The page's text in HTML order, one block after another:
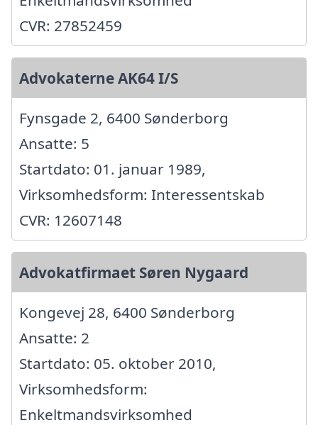
CVR: 27852459
Advokaterne AK64 I/S
Fynsgade 2, 6400 Sønderborg
Ansatte: 5
Startdato: 01. januar 1989,
Virksomhedsform: Interessentskab
CVR: 12607148
Advokatfirmaet Søren Nygaard
Kongevej 28, 6400 Sønderborg
Ansatte: 2
Startdato: 05. oktober 2010,
Virksomhedsform:
Enkeltmandsvirksomhed